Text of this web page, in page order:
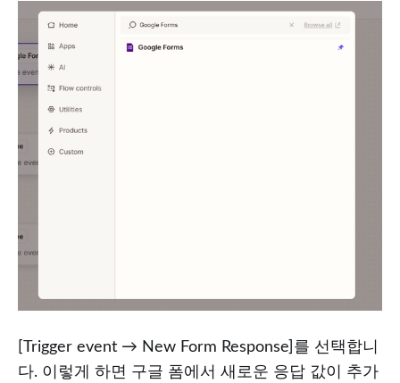
[Trigger event → New Form Response]를 선택합니
다. 이렇게 하면 구글 폼에서 새로운 응답 값이 추가